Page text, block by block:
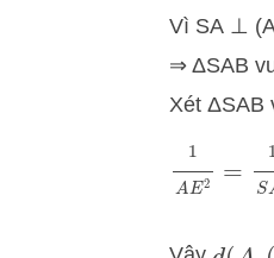
Vì SA ⊥
⇒ ΔSAB
Xét ΔSAB
A